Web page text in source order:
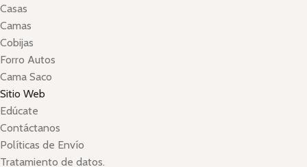
Casas
Camas
Cobijas
Forro Autos
Cama Saco
Sitio Web
Edúcate
Contáctanos
Políticas de Envío
Tratamiento de datos.